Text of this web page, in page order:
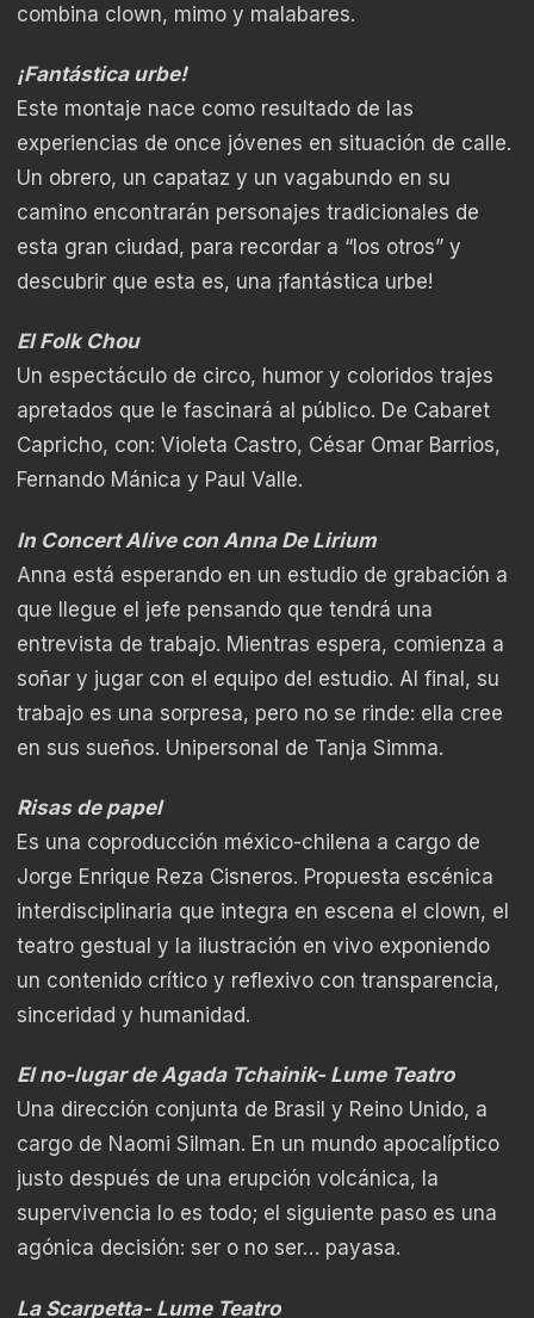
combina clown, mimo y malabares.
¡Fantástica urbe!
Este montaje nace como resultado de las
experiencias de once jóvenes en situación de calle.
Un obrero, un capataz y un vagabundo en su
camino encontrarán personajes tradicionales de
esta gran ciudad, para recordar a “los otros” y
descubrir que esta es, una ¡fantástica urbe!
El Folk Chou
Un espectáculo de circo, humor y coloridos trajes
apretados que le fascinará al público. De Cabaret
Capricho, con: Violeta Castro, César Omar Barrios,
Fernando Mánica y Paul Valle.
In Concert Alive con Anna De Lirium
Anna está esperando en un estudio de grabación a
que llegue el jefe pensando que tendrá una
entrevista de trabajo. Mientras espera, comienza a
soñar y jugar con el equipo del estudio. Al final, su
trabajo es una sorpresa, pero no se rinde: ella cree
en sus sueños. Unipersonal de Tanja Simma.
Risas de papel
Es una coproducción méxico-chilena a cargo de
Jorge Enrique Reza Cisneros. Propuesta escénica
interdisciplinaria que integra en escena el clown, el
teatro gestual y la ilustración en vivo exponiendo
un contenido crítico y reflexivo con transparencia,
sinceridad y humanidad.
El no-lugar de Agada Tchainik- Lume Teatro
Una dirección conjunta de Brasil y Reino Unido, a
cargo de Naomi Silman. En un mundo apocalíptico
justo después de una erupción volcánica, la
supervivencia lo es todo; el siguiente paso es una
agónica decisión: ser o no ser… payasa.
La Scarpetta- Lume Teatro